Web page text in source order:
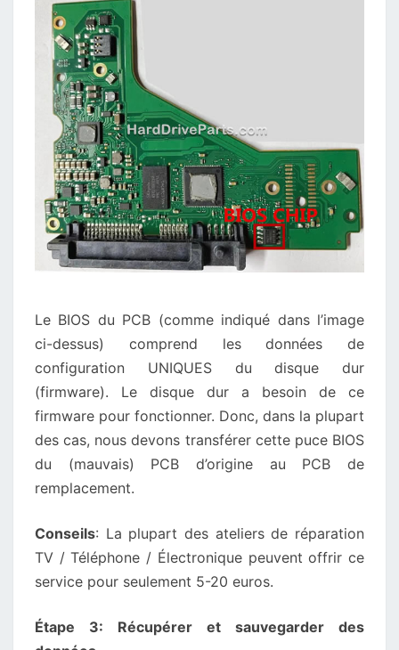
Le BIOS du PCB (comme indiqué dans l’image
ci-dessus) comprend les données de
configuration UNIQUES du disque dur
(firmware). Le disque dur a besoin de ce
firmware pour fonctionner. Donc, dans la plupart
des cas, nous devons transférer cette puce BIOS
du (mauvais) PCB d’origine au PCB de
remplacement.
Conseils: La plupart des ateliers de réparation
TV / Téléphone / Électronique peuvent offrir ce
service pour seulement 5-20 euros.
Étape 3: Récupérer et sauvegarder des